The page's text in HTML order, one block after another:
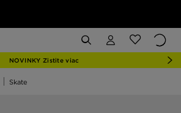
NOVINKY Zistite viac
Skate